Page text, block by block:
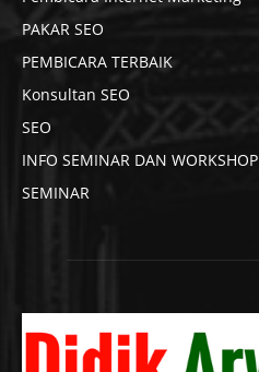
PAKAR SEO
PEMBICARA TERBAIK
Konsultan SEO
SEO
INFO SEMINAR DAN WORKSHOP
SEMINAR